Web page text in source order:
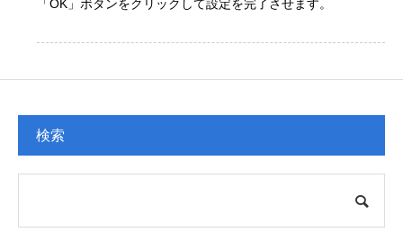
「OK」ボタンをクリックして設定を完了させます。
検索